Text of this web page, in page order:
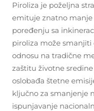
Piroliza je poželjna
emituje znatno
poređenju sa
piroliza može smanjiti
odnosu na tradične
zaštitu životne
oslobađa štetne
ključno za smanjenje
ispunjavanje